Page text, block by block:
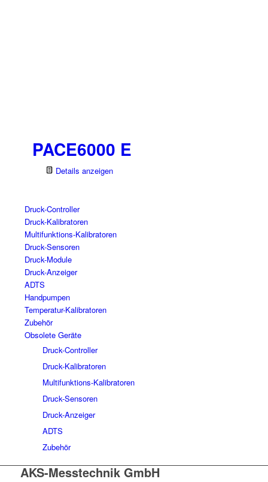
PACE6000 E
Details anzeigen
Druck-Controller
Druck-Kalibratoren
Multifunktions-Kalibratoren
Druck-Sensoren
Druck-Module
Druck-Anzeiger
ADTS
Handpumpen
Temperatur-Kalibratoren
Zubehör
Obsolete Geräte
Druck-Controller
Druck-Kalibratoren
Multifunktions-Kalibratoren
Druck-Sensoren
Druck-Anzeiger
ADTS
Zubehör
AKS-Messtechnik GmbH